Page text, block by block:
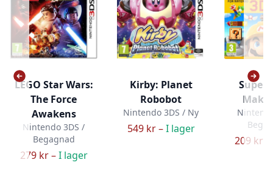
LEGO Star Wars:
The Force
Awakens
Nintendo 3DS /
Begagnad
279 kr –I lager
Kirby: Planet
Robobot
Nintendo 3DS / Ny
549 kr –I lager
Super
209 kr –